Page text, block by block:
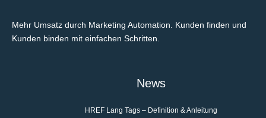
Mehr Umsatz durch Marketing Automation. Kunden finden und
Kunden binden mit einfachen Schritten.
News
HREF Lang Tags – Definition & Anleitung